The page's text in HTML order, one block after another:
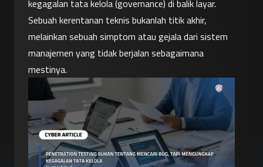
kegagalan tata kelola (governance) di balik layar.
Sebuah kerentanan teknis bukanlah titik akhir,
melainkan sebuah simptom atau gejala dari sistem
manajemen yang tidak berjalan sebagaimana
mestinya.